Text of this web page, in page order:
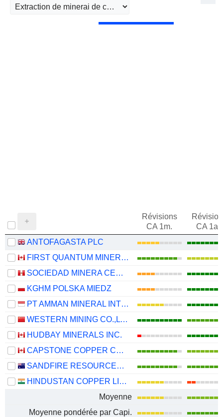
Révisions
CA 1m.
CA 1an
ANTOFAGASTA PLC
FIRST QUANTUM MINERALS LTD.
SOCIEDAD MINERA CERRO VERDE S.A.A.
KGHM POLSKA MIEDZ
PT AMMAN MINERAL INTERNASIONAL TBK
WESTERN MINING CO.,LTD.
HUDBAY MINERALS INC.
CAPSTONE COPPER CORP.
SANDFIRE RESOURCES LIMITED
HINDUSTAN COPPER LIMITED
Moyenne
Moyenne pondérée par Capi.